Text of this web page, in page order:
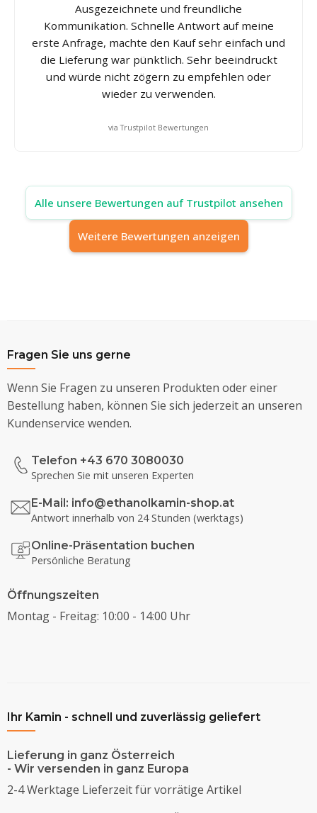
Ausgezeichnete und freundliche
Kommunikation. Schnelle Antwort auf meine
erste Anfrage, machte den Kauf sehr einfach und
die Lieferung war pünktlich. Sehr beeindruckt
und würde nicht zögern zu empfehlen oder
wieder zu verwenden.
via Trustpilot Bewertungen
Alle unsere Bewertungen auf Trustpilot ansehen
Weitere Bewertungen anzeigen
Fragen Sie uns gerne
Wenn Sie Fragen zu unseren Produkten oder einer
Bestellung haben, können Sie sich jederzeit an unseren
Kundenservice wenden.
Telefon +43 670 3080030
Sprechen Sie mit unseren Experten
E-Mail: info@ethanolkamin-shop.at
Antwort innerhalb von 24 Stunden (werktags)
Online-Präsentation buchen
Persönliche Beratung
Öffnungszeiten
Montag - Freitag: 10:00 - 14:00 Uhr
Ihr Kamin - schnell und zuverlässig geliefert
Lieferung in ganz Österreich
- Wir versenden in ganz Europa
2-4 Werktage Lieferzeit für vorrätige Artikel